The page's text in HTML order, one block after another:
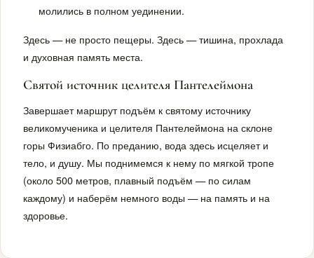
молились в полном уединении.
Здесь — не просто пещеры. Здесь — тишина, прохлада
и духовная память места.
Святой источник целителя Пантелеймона
Завершает маршрут подъём к святому источнику
великомученика и целителя Пантелеймона на склоне
горы Физиабго. По преданию, вода здесь исцеляет и
тело, и душу. Мы поднимемся к нему по мягкой тропе
(около 500 метров, плавный подъём — по силам
каждому) и наберём немного воды — на память и на
здоровье.